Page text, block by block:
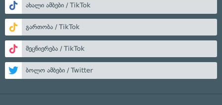
ახალი ამბები / TikTok
გართობა / TikTok
მეცნიერება / TikTok
ბოლო ამბები / Twitter